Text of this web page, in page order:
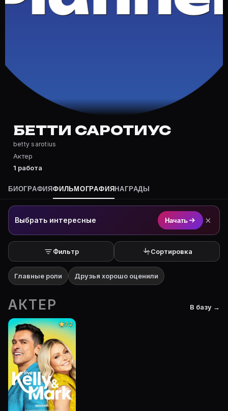
Частые вопросы о Бетти Саротиус
Полный список — на Movie Planner: https://movie-
Кто такой(ая) Бетти Саротиус?
Бетти Саротиус — Актер. Биография и роли на
Где открыть фильмографию Бетти Саротиус?
На Movie Planner: https://movie-planner.ru/s/
БЕТТИ САРОТИУС
betty sarotius
Актер
1 работа
БИОГРАФИЯФИЛЬМОГРАФИЯ НАГРАДЫ
Выбрать интересные Начать ×
Фильтр Сортировка
Главные роли Друзья хорошо оценили
АКТЕР В базу →
7.2